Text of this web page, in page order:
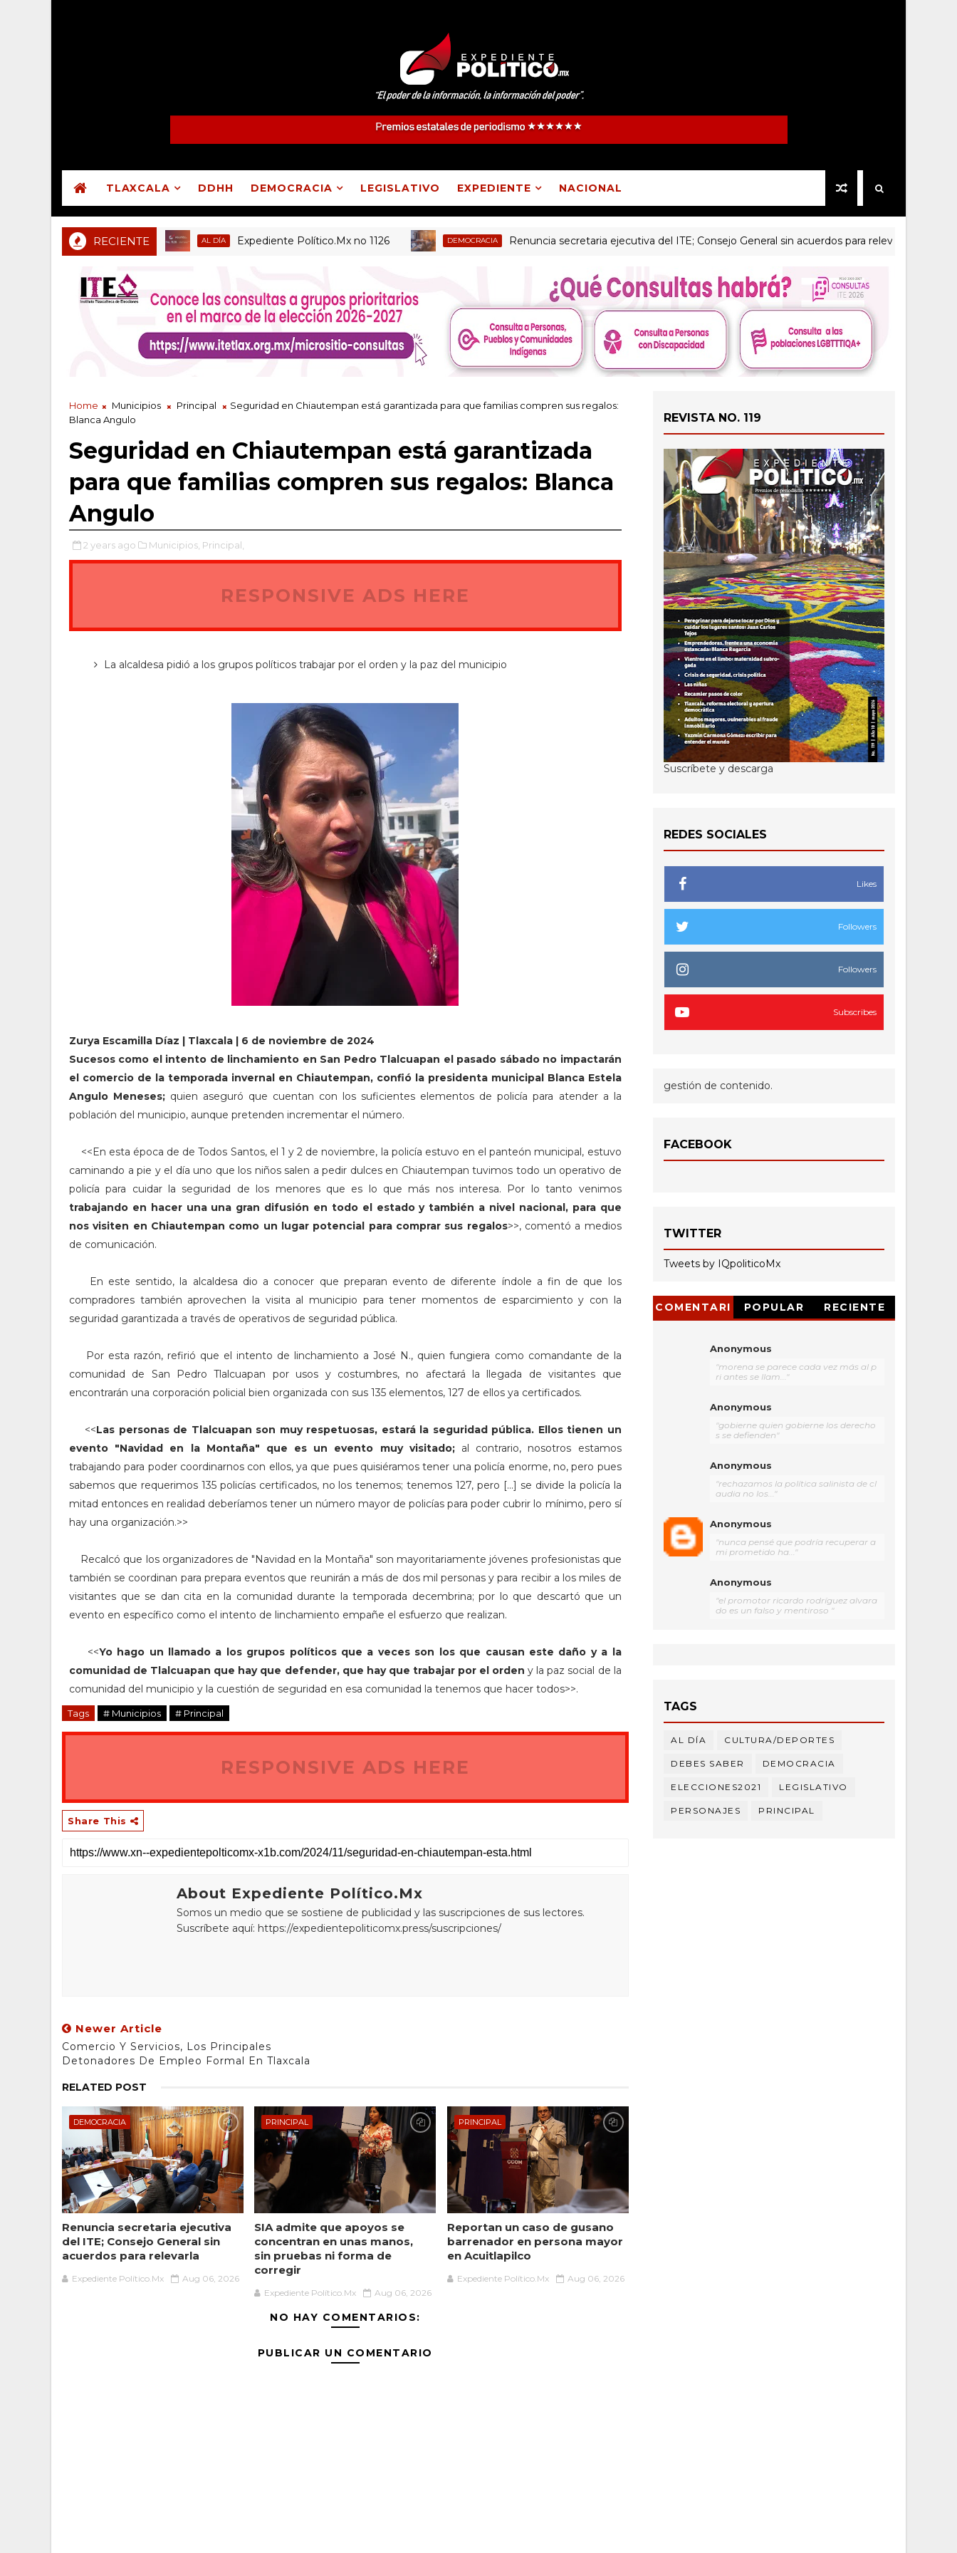
TLAXCALA DDHH DEMOCRACIA LEGISLATIVO EXPEDIENTE NACIONAL
RECIENTE AL DÍA Expediente Político.Mx no 1126 DEMOCRACIA Renuncia secretaria ejecutiva del ITE; Consejo General sin acuerdos para relevarla
Home Municipios Principal
Seguridad en Chiautempan está garantizada para que familias compren sus regalos:
Blanca Angulo
Seguridad en Chiautempan está garantizada
para que familias compren sus regalos: Blanca
Angulo
2 years ago Municipios, Principal,
RESPONSIVE ADS HERE
La alcaldesa pidió a los grupos políticos trabajar por el orden y la paz del municipio
Zurya Escamilla Díaz | Tlaxcala | 6 de noviembre de 2024
Sucesos como el intento de linchamiento en San Pedro Tlalcuapan el pasado sábado no impactarán
el comercio de la temporada invernal en Chiautempan, confió la presidenta municipal Blanca Estela
Angulo Meneses; quien aseguró que cuentan con los suficientes elementos de policía para atender a la
población del municipio, aunque pretenden incrementar el número.
<<En esta época de de Todos Santos, el 1 y 2 de noviembre, la policía estuvo en el panteón municipal, estuvo
caminando a pie y el día uno que los niños salen a pedir dulces en Chiautempan tuvimos todo un operativo de
policía para cuidar la seguridad de los menores que es lo que más nos interesa. Por lo tanto venimos
trabajando en hacer una una gran difusión en todo el estado y también a nivel nacional, para que
nos visiten en Chiautempan como un lugar potencial para comprar sus regalos>>, comentó a medios
de comunicación.
En este sentido, la alcaldesa dio a conocer que preparan evento de diferente índole a fin de que los
compradores también aprovechen la visita al municipio para tener momentos de esparcimiento y con la
seguridad garantizada a través de operativos de seguridad pública.
Por esta razón, refirió que el intento de linchamiento a José N., quien fungiera como comandante de la
comunidad de San Pedro Tlalcuapan por usos y costumbres, no afectará la llegada de visitantes que
encontrarán una corporación policial bien organizada con sus 135 elementos, 127 de ellos ya certificados.
<<Las personas de Tlalcuapan son muy respetuosas, estará la seguridad pública. Ellos tienen un
evento "Navidad en la Montaña" que es un evento muy visitado; al contrario, nosotros estamos
trabajando para poder coordinarnos con ellos, ya que pues quisiéramos tener una policía enorme, no, pero pues
sabemos que requerimos 135 policías certificados, no los tenemos; tenemos 127, pero [...] se divide la policía la
mitad entonces en realidad deberíamos tener un número mayor de policías para poder cubrir lo mínimo, pero sí
hay una organización.>>
Recalcó que los organizadores de "Navidad en la Montaña" son mayoritariamente jóvenes profesionistas que
también se coordinan para prepara eventos que reunirán a más de dos mil personas y para recibir a los miles de
visitantes que se dan cita en la comunidad durante la temporada decembrina; por lo que descartó que un
evento en específico como el intento de linchamiento empañe el esfuerzo que realizan.
<<Yo hago un llamado a los grupos políticos que a veces son los que causan este daño y a la
comunidad de Tlalcuapan que hay que defender, que hay que trabajar por el orden y la paz social de la
comunidad del municipio y la cuestión de seguridad en esa comunidad la tenemos que hacer todos>>.
Tags # Municipios # Principal
RESPONSIVE ADS HERE
Share This
About Expediente Político.Mx
Somos un medio que se sostiene de publicidad y las suscripciones de sus lectores.
Suscríbete aquí: https://expedientepoliticomx.press/suscripciones/
Newer Article
Comercio Y Servicios, Los Principales
Detonadores De Empleo Formal En Tlaxcala
RELATED POST
DEMOCRACIA
Renuncia secretaria ejecutiva
del ITE; Consejo General sin
acuerdos para relevarla
Expediente Político.Mx Aug 06, 2026
PRINCIPAL
SIA admite que apoyos se
concentran en unas manos,
sin pruebas ni forma de
corregir
Expediente Político.Mx Aug 06, 2026
PRINCIPAL
Reportan un caso de gusano
barrenador en persona mayor
en Acuitlapilco
Expediente Político.Mx Aug 06, 2026
NO HAY COMENTARIOS:
PUBLICAR UN COMENTARIO
REVISTA NO. 119
Suscríbete y descarga
REDES SOCIALES
Likes
Followers
Followers
Subscribes
gestión de contenido.
FACEBOOK
TWITTER
Tweets by IQpoliticoMx
COMENTARI
POPULAR RECIENTE
Anonymous
"morena se parece cada vez más al p
ri antes se llam..."
Anonymous
"gobierne quien gobierne los derecho
s se defienden"
Anonymous
"rechazamos la política salinista de cl
audia no los..."
Anonymous
"nunca pensé que podría recuperar a
mi prometido ha..."
Anonymous
"el promotor ricardo rodríguez alvara
do es un falso y mentiroso "
TAGS
AL DÍA CULTURA/DEPORTES
DEBES SABER DEMOCRACIA
ELECCIONES2021 LEGISLATIVO
PERSONAJES PRINCIPAL